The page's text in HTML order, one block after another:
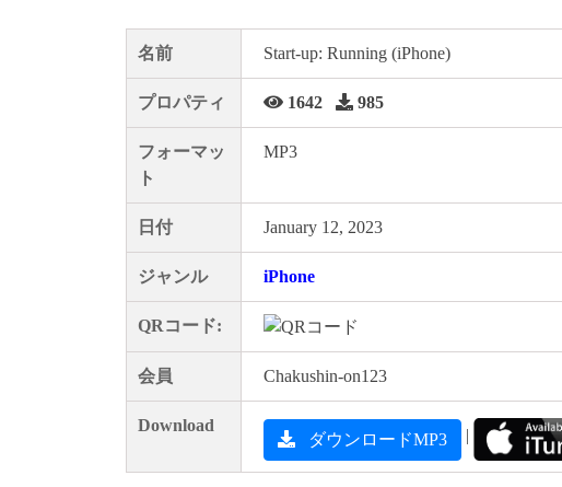
名前 Start-up: Running (iPhone)
プロパティ 1642 985
フォーマッ
ト
MP3
日付 January 12, 2023
ジャンル iPhone
QRコード:
会員 Chakushin-on123
Download
ダウンロードMP3 |